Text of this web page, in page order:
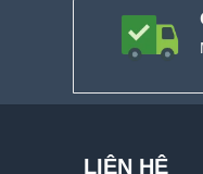
LIÊN HỆ